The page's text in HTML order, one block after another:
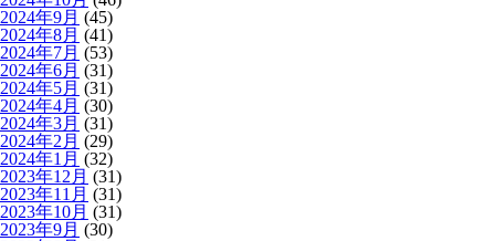
2024年9月 (45)
2024年8月 (41)
2024年7月 (53)
2024年6月 (31)
2024年5月 (31)
2024年4月 (30)
2024年3月 (31)
2024年2月 (29)
2024年1月 (32)
2023年12月 (31)
2023年11月 (31)
2023年10月 (31)
2023年9月 (30)